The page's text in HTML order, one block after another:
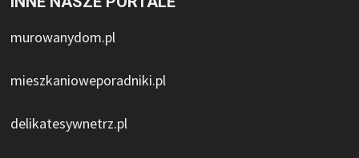
murowanydom.pl
mieszkanioweporadniki.pl
delikatesywnetrz.pl